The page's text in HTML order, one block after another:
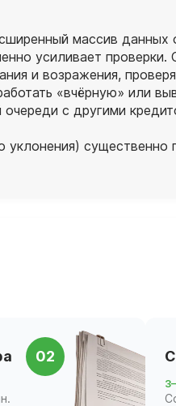
массив
усиливает
и возражения,
«вчёрную» или
с другими
02